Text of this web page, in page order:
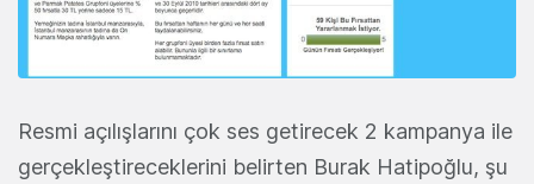
Resmi açılışlarını çok ses getirecek 2 kampanya ile
gerçekleştireceklerini belirten Burak Hatipoğlu, şu